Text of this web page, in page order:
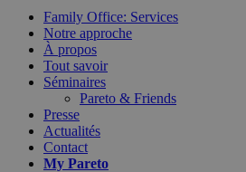
Family Office: Services
Notre approche
À propos
Tout savoir
Séminaires
Pareto & Friends
Presse
Actualités
Contact
My Pareto